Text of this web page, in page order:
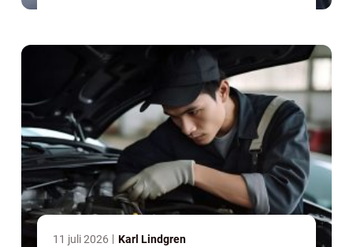
11 juli 2026 Karl Lindgren